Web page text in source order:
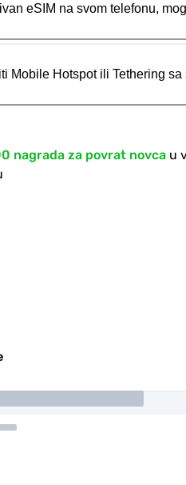
eSIM na svom telefonu,
Mobile Hotspot ili Tethering
nagrada za povrat novca u